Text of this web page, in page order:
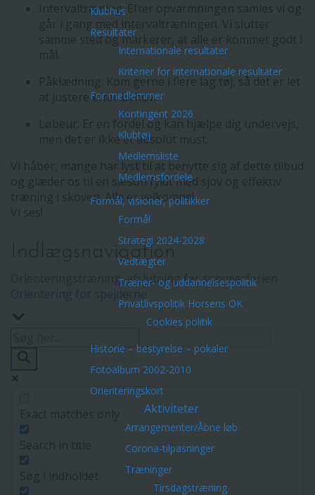
Klubhus
Resultater
Internationale resultater
Kriterier for internationale resultater
For medlemmer
Kontingent 2026
Klubtøj
Medlemsliste
Medlemsfordele
Formål, visioner, politikker
Formål
Strategi 2024-2028
Vedtægter
Træner- og uddannelsespolitik
Privatlivspolitik Horsens OK
Cookies politik
Historie – bestyrelse – pokaler
Fotoalbum 2002-2010
Orienteringskort
Aktiviteter
Arrangementer/Åbne løb
Corona-tilpasninger
Træninger
Tirsdagstræning
Intervaltræning: Efter opvarmningen samles vi og
samme sted og markerer, at alle er kommet godt i
at justere efter behov.
Løbeur: Er en fordel og kan hjælpe dig undervejs,
men det er ikke et absolut must.
og glæder os til en sæson fyldt med sjov og effektiv
træning i skoven. Alle er velkomne!
Indlægsnavigation
Orienteringstræning, afslutning før sommerferien